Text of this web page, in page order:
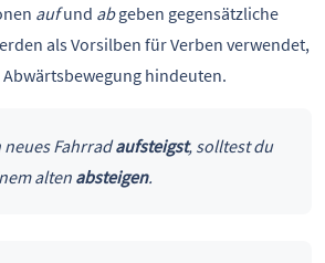
aufund abgeben gegensätzliche
als Vorsilben für Verben verwendet,
hindeuten.
neues Fahrradaufsteigst, solltest du
alten absteigen.